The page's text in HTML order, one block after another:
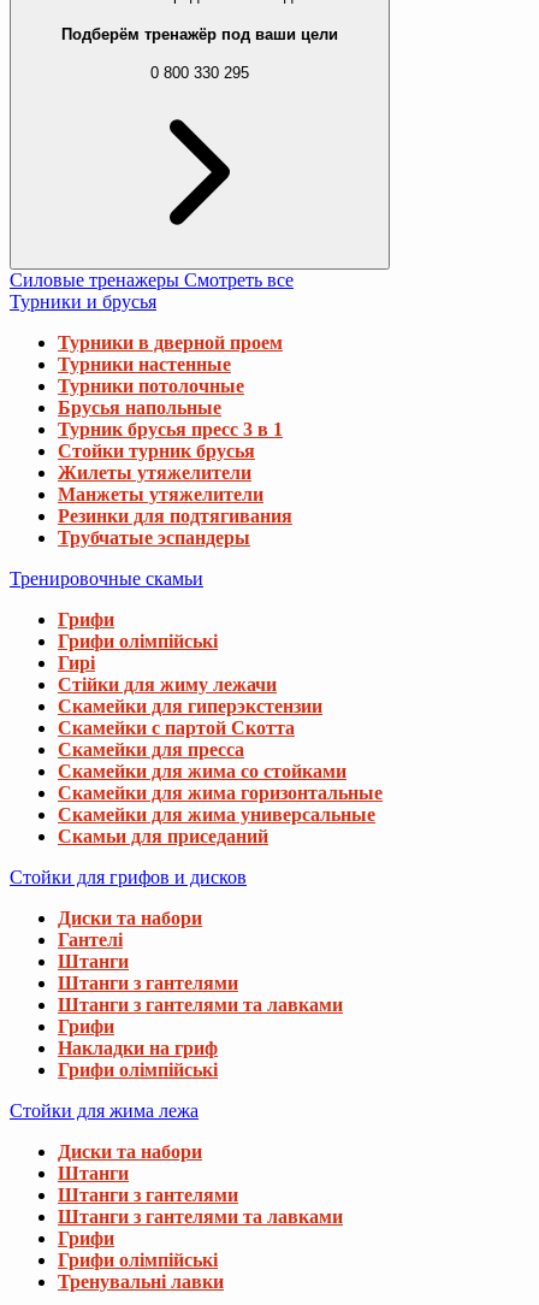
Подберём тренажёр под ваши цели
0 800 330 295
Силовые тренажеры Смотреть все
Турники и брусья
Турники в дверной проем
Турники настенные
Турники потолочные
Брусья напольные
Турник брусья пресс 3 в 1
Стойки турник брусья
Жилеты утяжелители
Манжеты утяжелители
Резинки для подтягивания
Трубчатые эспандеры
Тренировочные скамьи
Грифи
Грифи олімпійські
Гирі
Стійки для жиму лежачи
Скамейки для гиперэкстензии
Скамейки с партой Скотта
Скамейки для пресса
Скамейки для жима со стойками
Скамейки для жима горизонтальные
Скамейки для жима универсальные
Скамьи для приседаний
Стойки для грифов и дисков
Диски та набори
Гантелі
Штанги
Штанги з гантелями
Штанги з гантелями та лавками
Грифи
Накладки на гриф
Грифи олімпійські
Стойки для жима лежа
Диски та набори
Штанги
Штанги з гантелями
Штанги з гантелями та лавками
Грифи
Грифи олімпійські
Тренувальні лавки